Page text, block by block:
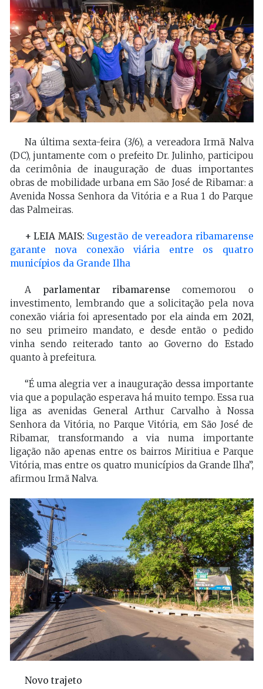
Na última sexta-feira (3/6), a vereadora Irmã Nalva
(DC), juntamente com o prefeito Dr. Julinho, participou
da cerimônia de inauguração de duas importantes
obras de mobilidade urbana em São José de Ribamar: a
Avenida Nossa Senhora da Vitória e a Rua 1 do Parque
das Palmeiras.
+ LEIA MAIS: Sugestão de vereadora ribamarense
garante nova conexão viária entre os quatro
municípios da Grande Ilha
A parlamentar ribamarense comemorou o
investimento, lembrando que a solicitação pela nova
conexão viária foi apresentado por ela ainda em 2021,
no seu primeiro mandato, e desde então o pedido
vinha sendo reiterado tanto ao Governo do Estado
quanto àprefeitura.
“É uma alegria ver a inauguração dessa importante
via que a população esperava há muito tempo. Essa rua
liga as avenidas General Arthur Carvalho à Nossa
Senhora da Vitória, no Parque Vitória, em São José de
Ribamar, transformando a via numa importante
ligação não apenas entre os bairros Miritiua e Parque
Vitória, mas entre os quatro municípios da Grande Ilha”,
afirmou Irmã Nalva.
Novo trajeto